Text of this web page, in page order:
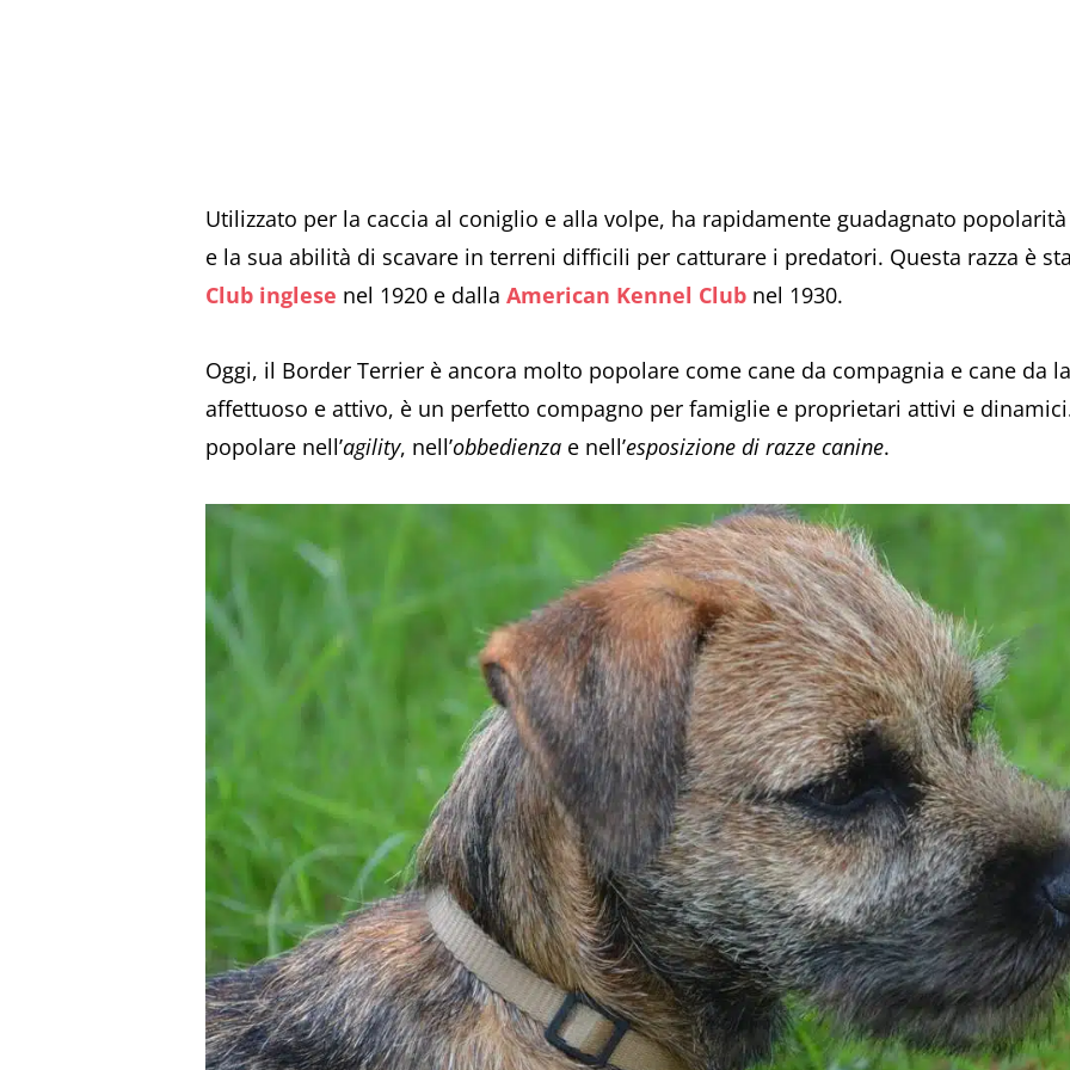
Utilizzato per la caccia al coniglio e alla volpe, ha rapidamente guadagnato
e la sua abilità di scavare in terreni difficili per catturare i predatori. Questa razza è
Club inglese nel 1920 e dalla American Kennel Club nel 1930.
Oggi, il Border Terrier è ancora molto popolare come cane da compagnia e cane da
affettuoso e attivo, è un perfetto compagno per famiglie e proprietari attivi e
popolare nell’agility, nell’obbedienza e nell’esposizione di razze canine.